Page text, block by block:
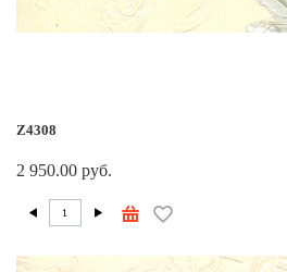
Z4308
2 950.00 руб.